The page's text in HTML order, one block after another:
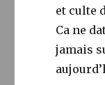
et culte
Ca ne
jamais